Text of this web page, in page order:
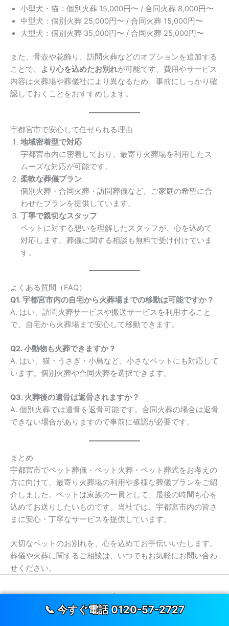
小型犬・猫：個別火葬 15,000円〜 / 合同火葬 8,000円〜
中型犬：個別火葬 25,000円〜 / 合同火葬 15,000円〜
大型犬：個別火葬 35,000円〜 / 合同火葬 25,000円〜
また、骨壺や花飾り、訪問火葬などのオプションを追加する
ことで、
より心を込めたお別れが可能です。費用やサービス
内容は火葬場や葬儀社により異なるため、事前にしっかり確
認しておくことをおすすめします。
宇都宮市で安心して任せられる理由
地域密着型で対応
宇都宮市内に密着しており、最寄り火葬場を利用したス
ムーズな対応が可能です。
柔軟な葬儀プラン
個別火葬・合同火葬・訪問葬儀など、ご家庭の希望に合
わせたプランを提供しています。
丁寧で親切なスタッフ
ペットに対する想いを理解したスタッフが、心を込めて
対応します。葬儀に関する相談も無料で受け付けていま
す。
よくある質問（FAQ）
Q1. 宇都宮市内の自宅から火葬場までの移動は可能ですか？
A. はい、訪問火葬サービスや搬送サービスを利用すること
で、自宅から火葬場まで安心して移動できます。
Q2. 小動物も火葬できますか？
A. はい、猫・うさぎ・小鳥など、小さなペットにも対応して
います。個別火葬や合同火葬を選択できます。
Q3. 火葬後の遺骨は返骨されますか？
A. 個別火葬では遺骨を返骨可能です。合同火葬の場合は返骨
できない場合がありますので事前に確認が必要です。
まとめ
宇都宮市でペット葬儀・ペット火葬・ペット葬式をお考えの
方に向けて、最寄り火葬場の利用や多様な葬儀プランをご紹
介しました。ペットは家族の一員として、最後の時間も心を
込めてお送りしたいものです。当社では、宇都宮市内の皆さ
まに安心・丁寧なサービスを提供しています。
大切なペットのお別れを、心を込めてお手伝いいたします。
葬儀や火葬に関するご相談は、いつでもお気軽にお問い合わ
せください。
📞 今すぐ電話 0120-57-2727